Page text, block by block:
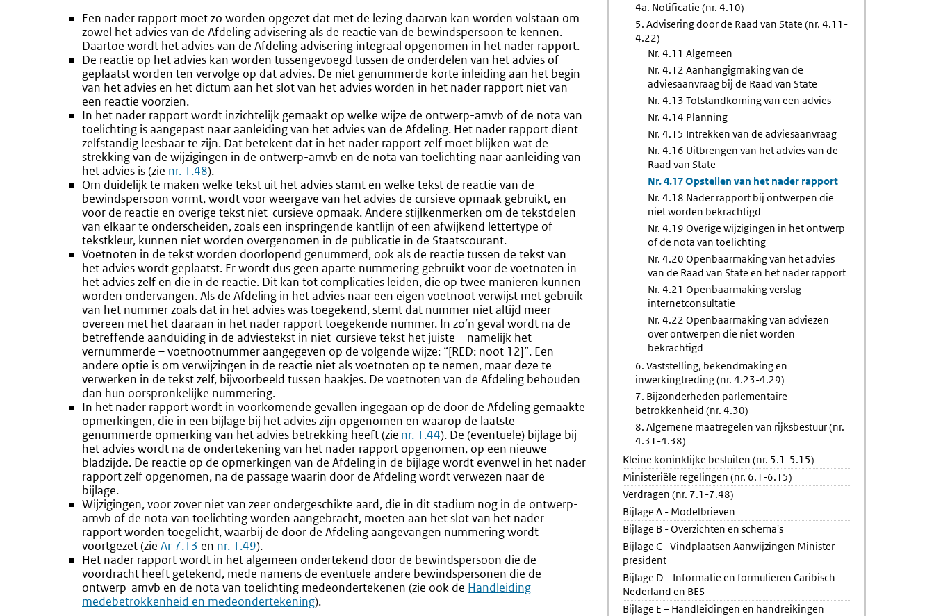
Een nader rapport moet zo worden opgezet dat met de lezing daarvan kan worden volstaan om
zowel het advies van de Afdeling advisering als de reactie van de bewindspersoon te kennen.
Daartoe wordt het advies van de Afdeling advisering integraal opgenomen in het nader rapport.
De reactie op het advies kan worden tussengevoegd tussen de onderdelen van het advies of
geplaatst worden ten vervolge op dat advies. De niet genummerde korte inleiding aan het begin
van het advies en het dictum aan het slot van het advies worden in het nader rapport niet van
een reactie voorzien.
In het nader rapport wordt inzichtelijk gemaakt op welke wijze de ontwerp-amvb of de nota van
toelichting is aangepast naar aanleiding van het advies van de Afdeling. Het nader rapport dient
zelfstandig leesbaar te zijn. Dat betekent dat in het nader rapport zelf moet blijken wat de
strekking van de wijzigingen in de ontwerp-amvb en de nota van toelichting naar aanleiding van
het advies is (zie nr. 1.48).
Om duidelijk te maken welke tekst uit het advies stamt en welke tekst de reactie van de
bewindspersoon vormt, wordt voor weergave van het advies de cursieve opmaak gebruikt, en
voor de reactie en overige tekst niet-cursieve opmaak. Andere stijlkenmerken om de tekstdelen
van elkaar te onderscheiden, zoals een inspringende kantlijn of een afwijkend lettertype of
tekstkleur, kunnen niet worden overgenomen in de publicatie in de Staatscourant.
Voetnoten in de tekst worden doorlopend genummerd, ook als de reactie tussen de tekst van
het advies wordt geplaatst. Er wordt dus geen aparte nummering gebruikt voor de voetnoten in
het advies zelf en die in de reactie. Dit kan tot complicaties leiden, die op twee manieren kunnen
worden ondervangen. Als de Afdeling in het advies naar een eigen voetnoot verwijst met gebruik
van het nummer zoals dat in het advies was toegekend, stemt dat nummer niet altijd meer
overeen met het daaraan in het nader rapport toegekende nummer. In zo’n geval wordt na de
betreffende aanduiding in de adviestekst in niet-cursieve tekst het juiste – namelijk het
vernummerde – voetnootnummer aangegeven op de volgende wijze: “[RED: noot 12]”. Een
andere optie is om verwijzingen in de reactie niet als voetnoten op te nemen, maar deze te
verwerken in de tekst zelf, bijvoorbeeld tussen haakjes. De voetnoten van de Afdeling behouden
dan hun oorspronkelijke nummering.
In het nader rapport wordt in voorkomende gevallen ingegaan op de door de Afdeling gemaakte
opmerkingen, die in een bijlage bij het advies zijn opgenomen en waarop de laatste
genummerde opmerking van het advies betrekking heeft(zie nr. 1.44). De (eventuele) bijlage bij
het advies wordt na de ondertekening van het nader rapport opgenomen, op een nieuwe
bladzijde. De reactie op de opmerkingen van de Afdeling in de bijlage wordt evenwel in het nader
rapport zelf opgenomen, na de passage waarin door de Afdeling wordt verwezen naar de
bijlage.
Wijzigingen, voor zover niet van zeer ondergeschikte aard, die in dit stadium nog in de ontwerp-
amvb of de nota van toelichting worden aangebracht, moeten aan het slot van het nader
rapport worden toegelicht, waarbij de door de Afdeling aangevangen nummering wordt
voortgezet (zie Ar 7.13 en nr. 1.49).
Het nader rapport wordt in het algemeen ondertekend door de bewindspersoon die de
voordracht heeft getekend, mede namens de eventuele andere bewindspersonen die de
ontwerp-amvb en de nota van toelichting medeondertekenen (zie ook de Handleiding
medebetrokkenheid en medeondertekening).
4a. Notificatie (nr. 4.10)
5. Advisering door de Raad van State (nr. 4.11-
4.22)
Nr. 4.11 Algemeen
Nr. 4.12 Aanhangigmaking van de
adviesaanvraag bij de Raad van State
Nr. 4.13 Totstandkoming van een advies
Nr. 4.14 Planning
Nr. 4.15 Intrekken van de adviesaanvraag
Nr. 4.16 Uitbrengen van het advies van de
Raad van State
Nr. 4.17 Opstellen van het nader rapport
Nr. 4.18 Nader rapport bij ontwerpen die
niet worden bekrachtigd
Nr. 4.19 Overige wijzigingen in het ontwerp
of de nota van toelichting
Nr. 4.20 Openbaarmaking van het advies
van de Raad van State en het nader rapport
Nr. 4.21 Openbaarmaking verslag
internetconsultatie
Nr. 4.22 Openbaarmaking van adviezen
over ontwerpen die niet worden
bekrachtigd
6. Vaststelling, bekendmaking en
inwerkingtreding (nr. 4.23-4.29)
7. Bijzonderheden parlementaire
betrokkenheid (nr. 4.30)
8. Algemene maatregelen van rijksbestuur (nr.
4.31-4.38)
Kleine koninklijke besluiten (nr. 5.1-5.15)
Ministeriële regelingen (nr. 6.1-6.15)
Verdragen (nr. 7.1-7.48)
Bijlage A - Modelbrieven
Bijlage B - Overzichten en schema's
Bijlage C - Vindplaatsen Aanwijzingen Minister-
president
Bijlage D – Informatie en formulieren Caribisch
Nederland en BES
Bijlage E – Handleidingen en handreikingen